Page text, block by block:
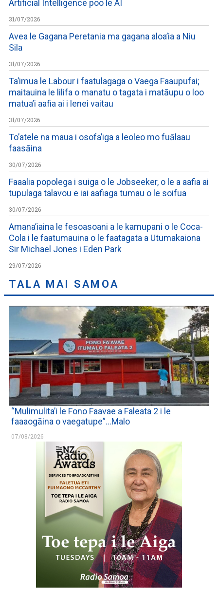
Artificial Intelligence poo le AI
31/07/2026
Avea le Gagana Peretania ma gagana aloa’ia a Niu
Sila
31/07/2026
Ta’imua le Labour i faatulagaga o Vaega Faaupufai;
maitauina le lilifa o manatu o tagata i matāupu o loo
matua’i aafia ai i lenei vaitau
31/07/2026
To’atele na maua i osofa’iga a leoleo mo fuālaau
faasāina
30/07/2026
Faaalia popolega i suiga o le Jobseeker, o le a aafia ai
tupulaga talavou e iai aafiaga tumau o le soifua
30/07/2026
Amana’iaina le fesoasoani a le kamupani o le Coca-
Cola i le faatumauina o le faatagata a Utumakaiona
Sir Michael Jones i Eden Park
29/07/2026
TALA MAI SAMOA
“Mulimulita’i le Fono Faavae a Faleata 2 i le
faaaogāina o vaegatupe”…Malo
07/08/2026